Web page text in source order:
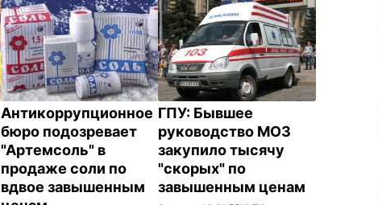
Антикоррупционное
бюро подозревает
"Артемсоль" в
продаже соли по
вдвое завышенным
ГПУ: Бывшее
руководство МОЗ
закупило тысячу
"скорых" по
завышенным ценам